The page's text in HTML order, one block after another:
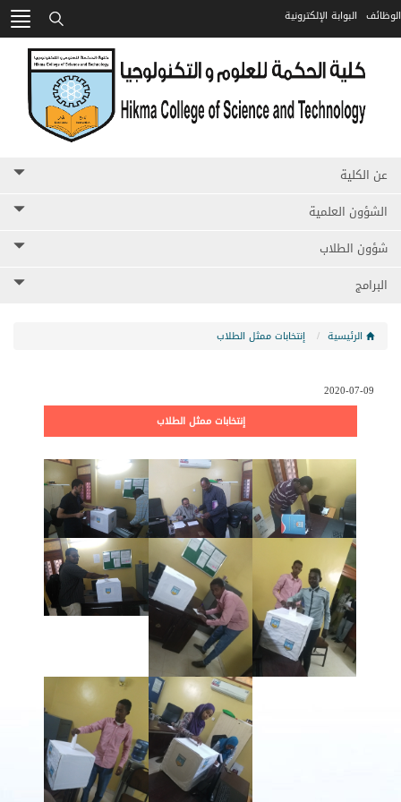
HIKMA بحث البوابة الإلكترونية الوظائف
عن الكلية
الشؤون العلمية
شؤون الطلاب
البرامج
الرئيسية إنتخابات ممثل الطلاب
2020-07-09
إنتخابات ممثل الطلاب